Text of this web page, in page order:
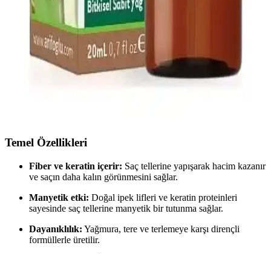
2023 yılında saç boyama tüpleri, doğal ve pastel tonlar ile öne
çıkıyor. Kolay kullanım ve yüksek renk kalıcılığıyla evde
profesyonel sonuçlar elde etmek mümkün.
Arifoğlu Jojoba Yağı 20 ml Doğal Saç ve Cilt
Bakımında Çok Amaçlı Kullanım
Arifoğlu Jojoba Yağı 20 ml, saf ve katkısız doğal içerikleriyle saç ve
Temel Özellikleri
Fiber ve keratin içerir: Saç tellerine yapışarak hacim kazanır
ve saçın daha kalın görünmesini sağlar.
Manyetik etki: Doğal ipek lifleri ve keratin proteinleri
sayesinde saç tellerine manyetik bir tutunma sağlar.
Dayanıklılık: Yağmura, tere ve terlemeye karşı dirençli
formüllerle üretilir.